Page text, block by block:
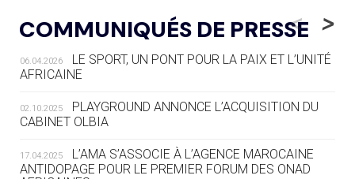
LE RÊVE DE VOIR LA LUGE ALPINE
AUX JO « N'EST PAS FINI »
05.08 — TIR À L'ARC
DES MONDIAUX À BRISBANE SUR LA
ROUTE DES JO 2032
LE VILLAGE OLYMPIQUE DES ARAVIS
SE DESSINE
COMMUNIQUÉS DE PRESSE
<
06.04.2026
LE SPORT, UN PONT POUR LA PAIX ET L’UNITÉ
AFRICAINE
02.10.2025
PLAYGROUND ANNONCE L’ACQUISITION DU
CABINET OLBIA
17.04.2025
L’AMA S’ASSOCIE À L’AGENCE MAROCAINE
ANTIDOPAGE POUR LE PREMIER FORUM DES ONAD
>